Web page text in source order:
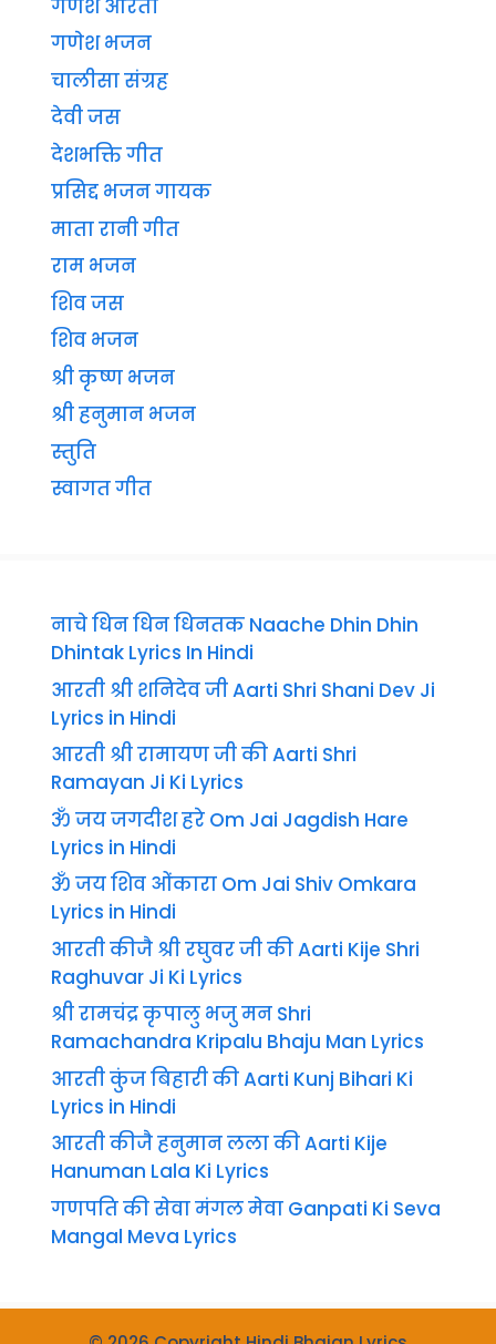
गणेश आरती
गणेश भजन
चालीसा संग्रह
देवी जस
देशभक्ति गीत
प्रसिद्द भजन गायक
माता रानी गीत
राम भजन
शिव जस
शिव भजन
श्री कृष्ण भजन
श्री हनुमान भजन
स्तुति
स्वागत गीत
नाचे धिन धिन धिनतक Naache Dhin Dhin
Dhintak Lyrics In Hindi
आरती श्री शनिदेव जी Aarti Shri Shani Dev Ji
Lyrics in Hindi
आरती श्री रामायण जी की Aarti Shri
Ramayan Ji Ki Lyrics
ॐ जय जगदीश हरे Om Jai Jagdish Hare
Lyrics in Hindi
ॐ जय शिव ओंकारा Om Jai Shiv Omkara
Lyrics in Hindi
आरती कीजै श्री रघुवर जी की Aarti Kije Shri
Raghuvar Ji Ki Lyrics
श्री रामचंद्र कृपालु भजु मन Shri
Ramachandra Kripalu Bhaju Man Lyrics
आरती कुंज बिहारी की Aarti Kunj Bihari Ki
Lyrics in Hindi
आरती कीजै हनुमान लला की Aarti Kije
Hanuman Lala Ki Lyrics
गणपति की सेवा मंगल मेवा Ganpati Ki Seva
Mangal Meva Lyrics